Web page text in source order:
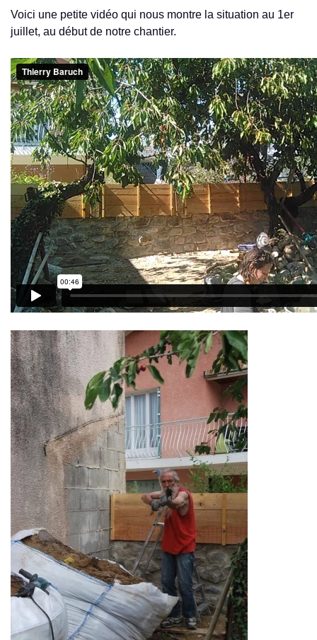
Voici une petite vidéo qui nous montre la situation au 1er
juillet, au début de notre chantier.